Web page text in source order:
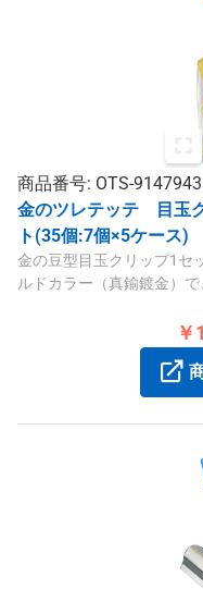
商品番号: OTS-9147943
金のツレテッテ 目
ト(35個:7個×5ケース)
金の豆型目玉クリップ1セ
ルドカラー（真鍮鍍金）
スに収納されています。
￥